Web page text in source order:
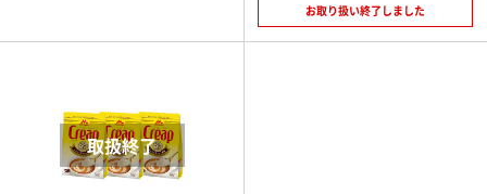
お取り扱い終了しました